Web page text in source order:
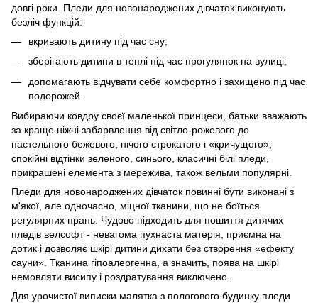
довгі роки. Пледи для новонароджених дівчаток виконують
безліч функцій:
вкривають дитину під час сну;
зберігають дитини в теплі під час прогулянок на вулиці;
допомагають відчувати себе комфортно і захищено під час
подорожей.
Вибираючи ковдру своєї маленької принцеси, батьки вважають
за краще ніжні забарвлення від світло-рожевого до
пастельного бежевого, нічого строкатого і «кричущого»,
спокійні відтінки зеленого, синього, класичні білі пледи,
прикрашені елемента з мережива, також вельми популярні.
Пледи для новонароджених дівчаток повинні бути виконані з
м'якої, але одночасно, міцної тканини, що не боїться
регулярних прань. Чудово підходить для пошиття дитячих
пледів велсофт - невагома пухнаста матерія, приємна на
дотик і дозволяє шкірі дитини дихати без створення «ефекту
сауни». Тканина гіпоалергенна, а значить, поява на шкірі
немовляти висипу і роздратування виключено.
Для урочистої виписки малятка з пологового будинку пледи